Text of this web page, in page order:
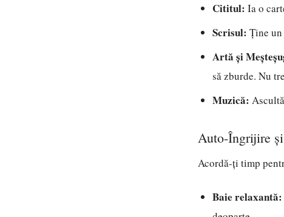
Cititul: Ia o
Scrisul: Ține
Artă și
să zburde. Nu
Muzică:
Auto-Îngrijire
Acordă-ți timp
Baie relaxantă: